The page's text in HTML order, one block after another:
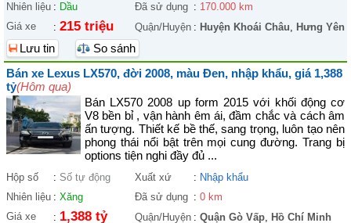
Nhiên liệu : Dầu Đã sử dụng : 170.000 km
Giá xe
: 215 triệu Quận/Huyện : Huyện Khoái Châu, Hưng Yên
Lưu tin
So sánh
Bán xe Lexus LX570, đời 2008, màu Đen, nhập khẩu, giá 1,388
tỷ(Hôm qua)
Bán LX570 2008 up form 2015 với khối động cơ
V8 bền bỉ , vận hành êm ái, đầm chắc và cách âm
ấn tượng. Thiết kế bề thế, sang trọng, luôn tạo nên
phong thái nổi bật trên mọi cung đường. Trang bị
options tiện nghi đầy đủ ...
Hộp số : Số tự động Xuất xứ : Nhập khẩu
Nhiên liệu : Xăng Đã sử dụng : 0 km
Giá xe
: 1,388 tỷ Quận/Huyện : Quận Gò Vấp, Hồ Chí Minh